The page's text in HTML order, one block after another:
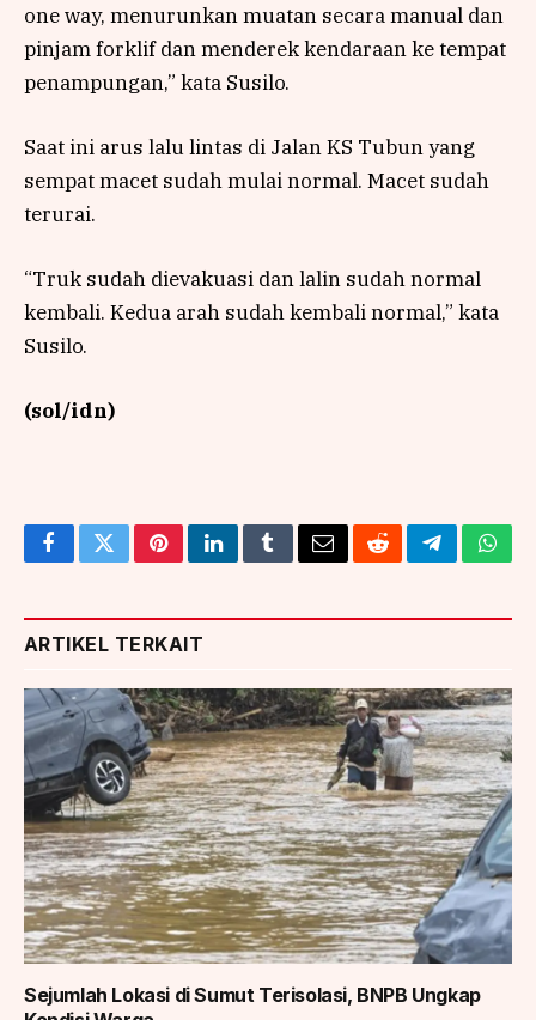
one way, menurunkan muatan secara manual dan
pinjam forklif dan menderek kendaraan ke tempat
penampungan,” kata Susilo.
Saat ini arus lalu lintas di Jalan KS Tubun yang
sempat macet sudah mulai normal. Macet sudah
terurai.
“Truk sudah dievakuasi dan lalin sudah normal
kembali. Kedua arah sudah kembali normal,” kata
Susilo.
(sol/idn)
FacebookTwitterPinterestLinkedInTumblrEmailRedditTelegram
ARTIKEL TERKAIT
Sejumlah Lokasi di Sumut Terisolasi, BNPB Ungkap